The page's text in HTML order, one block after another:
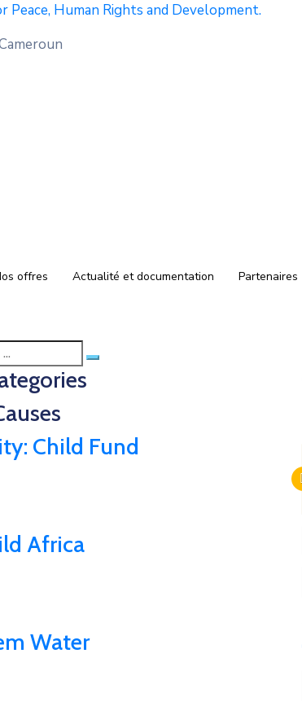
Human Rights and Development.
offres Actualité et documentation Partenaires
Child Fund
Africa
Water